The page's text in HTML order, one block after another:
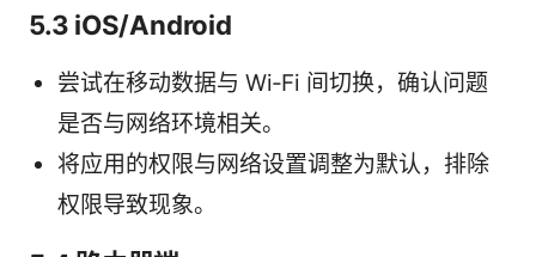
5.3 iOS/Android
尝试在移动数据与 Wi‑Fi 间切换，确认问题
是否与网络环境相关。
将应用的权限与网络设置调整为默认，排除
权限导致现象。